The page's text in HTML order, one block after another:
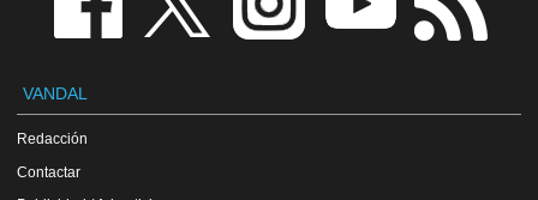
VANDAL
Redacción
Contactar